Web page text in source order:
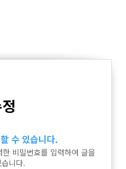
수 있습니다.
비밀번호를 입력하여 글을
니다.